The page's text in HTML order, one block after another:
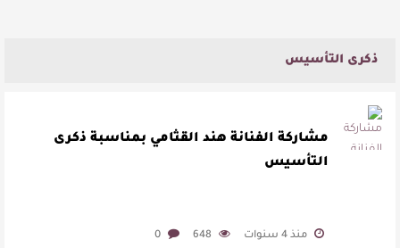
ذكرى التأسيس
مشاركة الفنانة هند القثامي بمناسبة ذكرى
التأسيس
منذ 4 سنوات 648
0